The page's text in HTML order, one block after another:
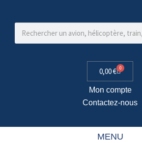
0,00€ 0
Mon compte
Contactez-nous
MENU